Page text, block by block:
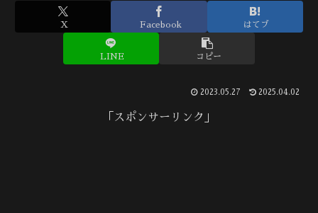
X Facebook はてブ
LINE コピー
2023.05.27 2025.04.02
「スポンサーリンク」